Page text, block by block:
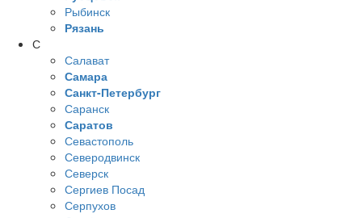
Рыбинск
Рязань
С
Салават
Самара
Санкт-Петербург
Саранск
Саратов
Севастополь
Северодвинск
Северск
Сергиев Посад
Серпухов